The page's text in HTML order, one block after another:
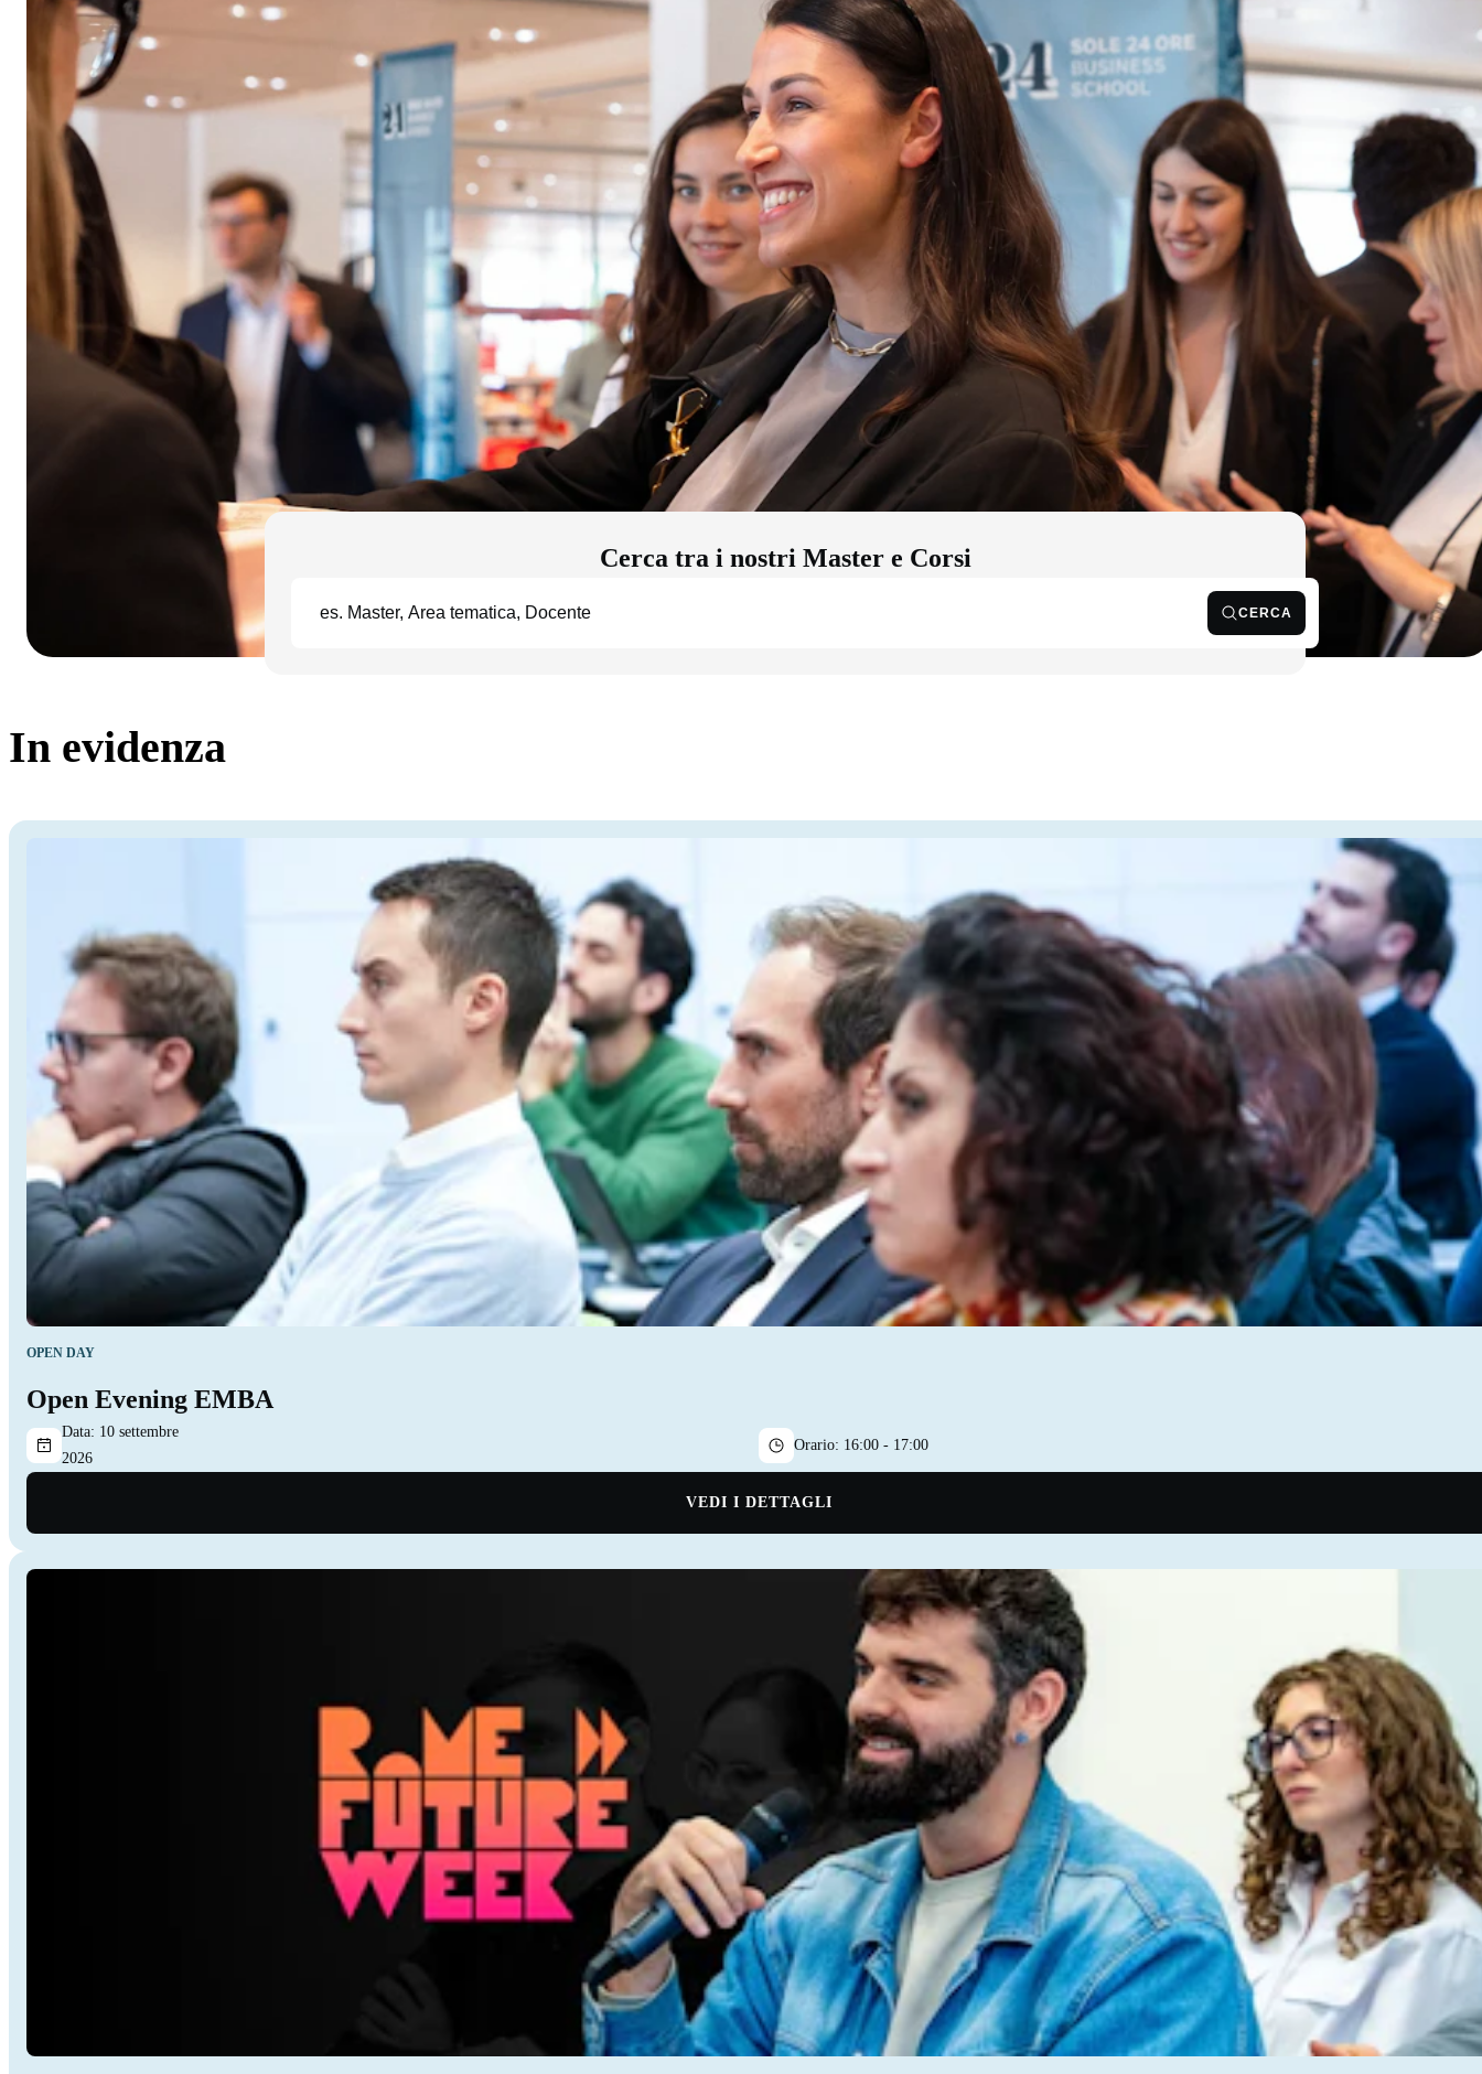
Cerca tra i nostri Master e Corsi
CERCA
In evidenza
OPEN DAY
Open Evening EMBA
Data: 10 settembre
2026
Orario: 16:00 - 17:00
VEDI I DETTAGLI